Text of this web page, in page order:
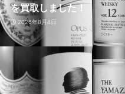
を買取しました！
2026年8月4日